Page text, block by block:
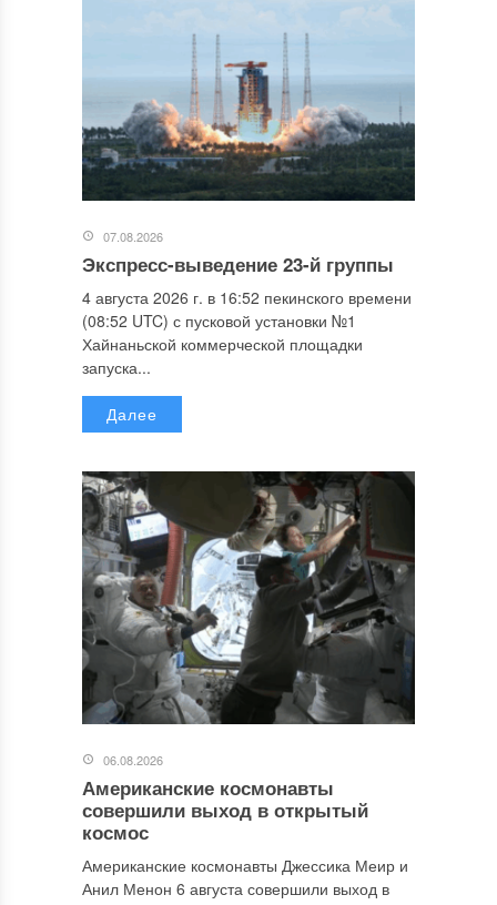
07.08.2026
Экспресс-выведение 23-й группы
4 августа 2026 г. в 16:52 пекинского времени
(08:52 UTC) с пусковой установки №1
Хайнаньской коммерческой площадки
запуска...
Далее
06.08.2026
Американские космонавты
совершили выход в открытый
космос
Американские космонавты Джессика Меир и
Анил Менон 6 августа совершили выход в